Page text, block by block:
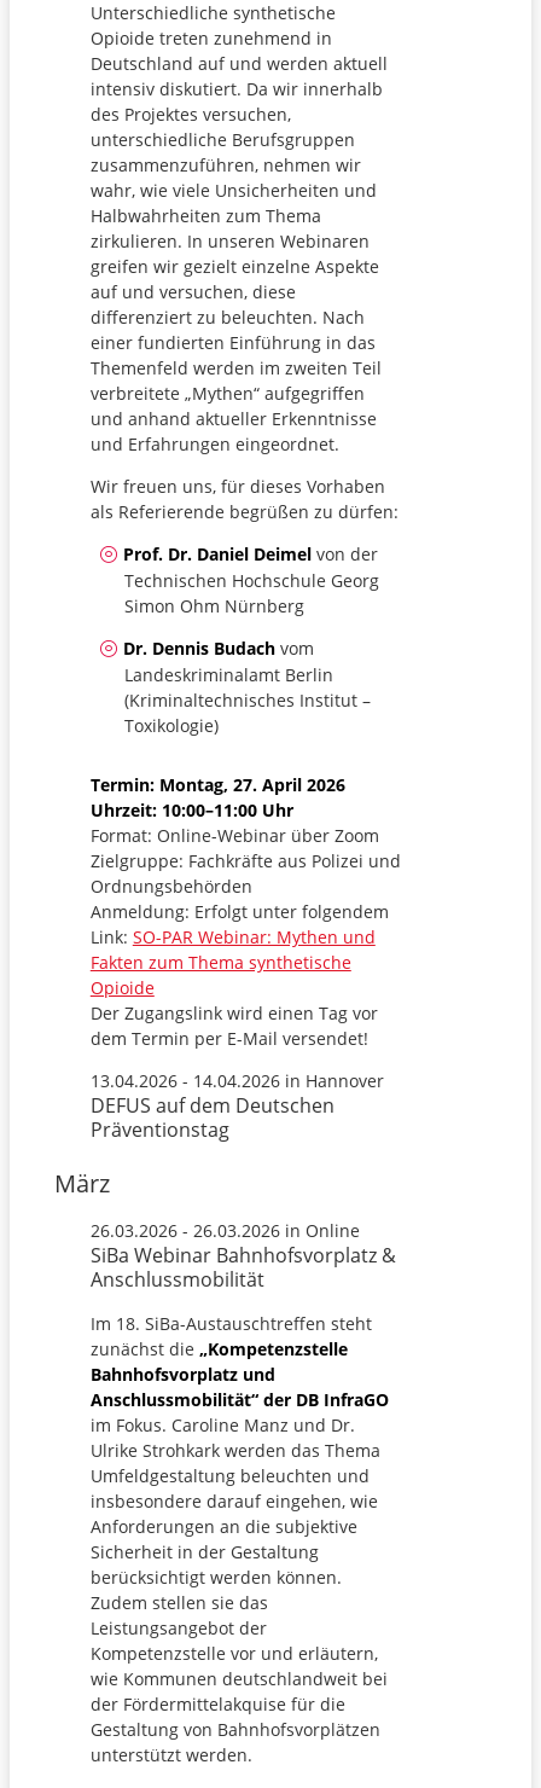
Unterschiedliche synthetische
Opioide treten zunehmend in
Deutschland auf und werden aktuell
intensiv diskutiert. Da wir innerhalb
des Projektes versuchen,
unterschiedliche Berufsgruppen
zusammenzuführen, nehmen wir
wahr, wie viele Unsicherheiten und
Halbwahrheiten zum Thema
zirkulieren. In unseren Webinaren
greifen wir gezielt einzelne Aspekte
auf und versuchen, diese
differenziert zu beleuchten. Nach
einer fundierten Einführung in das
Themenfeld werden im zweiten Teil
verbreitete „Mythen“ aufgegriffen
und anhand aktueller Erkenntnisse
und Erfahrungen eingeordnet.
Wir freuen uns, für dieses Vorhaben
als Referierende begrüßen zu dürfen:
Prof. Dr. Daniel Deimelvon der
Technischen Hochschule Georg
Simon Ohm Nürnberg
Dr. Dennis Budach vom
Landeskriminalamt Berlin
(Kriminaltechnisches Institut –
Toxikologie)
Termin: Montag, 27. April 2026
Uhrzeit: 10:00–11:00 Uhr
Format: Online-Webinar über Zoom
Zielgruppe: Fachkräfte aus Polizei und
Ordnungsbehörden
Anmeldung: Erfolgt unter folgendem
Link: SO-PAR Webinar: Mythen und
Fakten zum Thema synthetische
Opioide
Der Zugangslink wird einen Tag vor
dem Termin per E-Mail versendet!
13.04.2026 - 14.04.2026 in Hannover
DEFUS auf dem Deutschen
Präventionstag
März
26.03.2026 - 26.03.2026 in Online
SiBa Webinar Bahnhofsvorplatz &
Anschlussmobilität
Im 18. SiBa-Austauschtreffen steht
zunächst die „Kompetenzstelle
Bahnhofsvorplatz und
Anschlussmobilität“ der DB InfraGO
im Fokus. Caroline Manz und Dr.
Ulrike Strohkark werden das Thema
Umfeldgestaltung beleuchten und
insbesondere darauf eingehen, wie
Anforderungen an die subjektive
Sicherheit in der Gestaltung
berücksichtigt werden können.
Zudem stellen sie das
Leistungsangebot der
Kompetenzstelle vor und erläutern,
wie Kommunen deutschlandweit bei
der Fördermittelakquise für die
Gestaltung von Bahnhofsvorplätzen
unterstützt werden.